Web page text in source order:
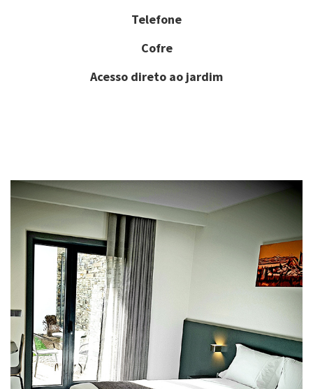
Telefone
Cofre
Acesso direto ao jardim